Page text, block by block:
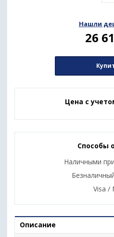
Нашли
26
Цена с
Способы
Наличными
Visa /
Описание